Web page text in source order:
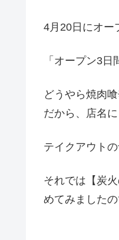
4月20日にオー
「オープン3
どうやら焼肉
だから、店名
テイクアウト
それでは【炭
めてみました